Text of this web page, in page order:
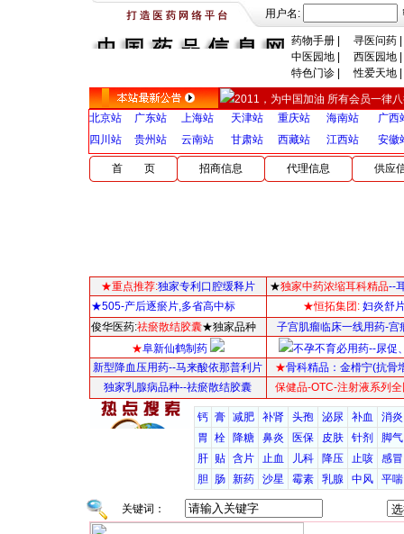
用户名:
药物手册 寻医问药
中医园地
西医园地
特色门诊| 性爱天地|
2011，为中国加油 所有会员一律
北京站
广东站 上海站 天津站 重庆站 海南站
广西
四川站
贵州站 云南站 甘肃站 西藏站 江西站 安徽
首 页 招商信息 代理信息 供应
★重点推荐:独家专利口腔缓释片 ★独家中药浓缩耳科精品--
★505-产后逐瘀片,多省高中标
★恒拓集团: 妇炎舒
俊华医药:祛瘀散结胶囊★独家品种
子宫肌瘤临床一线用药-宫
★阜新仙鹤制药
不孕不育必用药--尿促
新型降血压用药--马来酸依那普利片
★骨科精品： 金榾宁(抗骨
独家乳腺病品种--祛瘀散结胶囊
保健品-OTC-注射液系列
钙 膏 减肥 补肾 头孢 泌尿 补血
消炎
胃 栓 降糖 鼻炎 医保 皮肤 针剂
脚气
肝 贴 含片 止血 儿科 降压 止咳
感冒
胆 肠 新药 沙星 霉素 乳腺 中风 平喘
关键词：